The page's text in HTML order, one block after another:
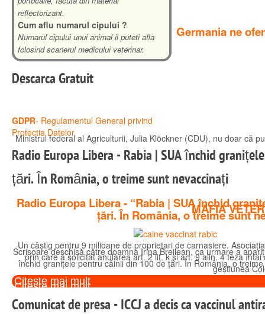
Germania ne
Ministrul federal al Agriculturii, Julia Klöckner (CDU), nu doar că
MAFIA
Un câștig pentru 9 milioane de proprietari de carnasiere.
prin care a solicitat anularea art. 2 lit. k și art. 9 alin. 4 teza
gestiunea
Citeste mai mult
reflectorizant.
Cum aflu numarul cipului ?
Numarul cipului unui animal il puteti afla
folosind scanerul medicului veterinar.
Descarca Gratuit
GDPR- Regulamentul General privind
Protectia Datelor
Radio Europa Libera - Rabia | SUA închid
țări. În România, o treime sunt nevaccinați
Radio Europa Libera - “Rabia | SUA închid
țări. În România, o treime sunt
Scrisoare deschisă către doamna Irina Breilean, ca urmare a
închid granițele pentru câinii din 100 de țări. În România, o
Citeste mai mult
Comunicat de presa - ICCJ a decis ca vaccinul